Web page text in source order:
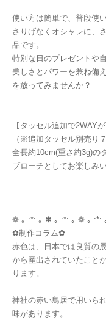
使い方は簡単で、普段使
さりげなくオシャレに、
品です。
特別な日のプレゼントや
美しさとパワーを兼ね備
を放ってみませんか？
【タッセル追加で2WAYが
（※追加タッセル別売り
全長約10cm(重さ約3g)の
ブローチとしてお楽しみ
❁.｡.:*:.｡.✽.｡.:*:.｡.❁.｡
✿制作コラム✿
赤色は、日本では良質の
から産出されていたこと
ります。
神社の赤い鳥居で用いら
味があります。